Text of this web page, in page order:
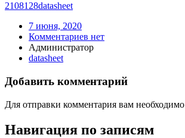
2108128datasheet
7 июня, 2020
Комментариев нет
Администратор
datasheet
Добавить комментарий
Для отправки комментария вам необходимо
Навигация по записям